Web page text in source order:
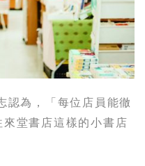
為，「每位店員能徹
堂書店這樣的小書店